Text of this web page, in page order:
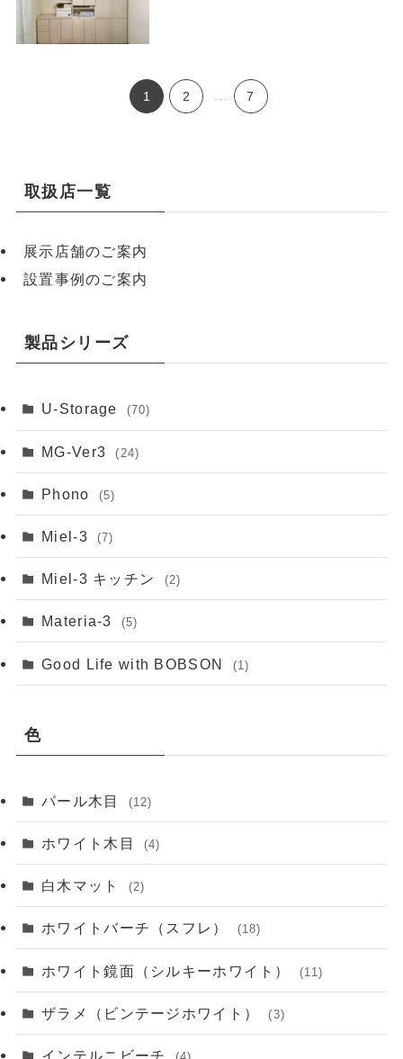
1 2 7
取扱店一覧
展示店舗のご案内
設置事例のご案内
製品シリーズ
U-Storage (70)
MG-Ver3 (24)
Phono (5)
Miel-3 (7)
Miel-3 キッチン (2)
Materia-3 (5)
Good Life with BOBSON (1)
色
パール木目 (12)
ホワイト木目 (4)
白木マット (2)
ホワイトバーチ（スフレ） (18)
ホワイト鏡面（シルキーホワイト） (11)
ザラメ（ビンテージホワイト） (3)
インテルニビーチ